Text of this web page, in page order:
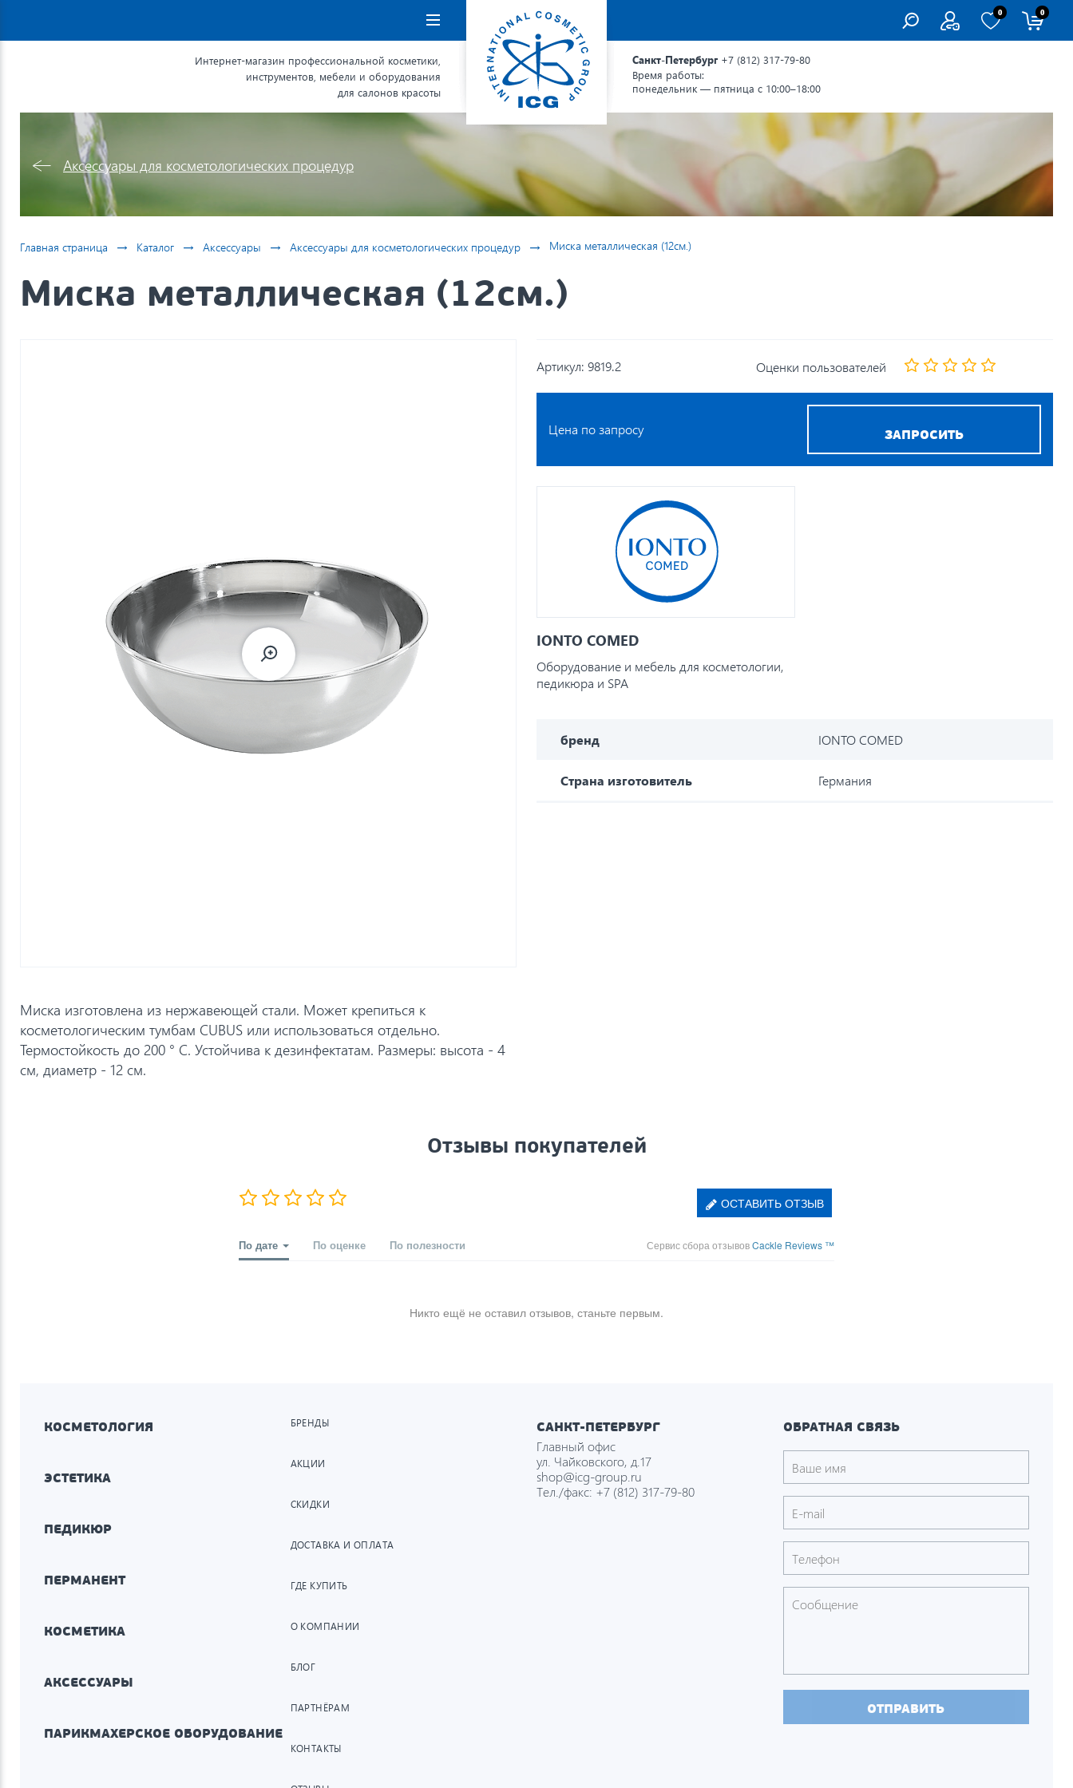
Навигация
0 0
Интернет-магазин профессиональной косметики,
инструментов, мебели и оборудования
для салонов красоты
Санкт-Петербург +7 (812) 317-79-80
Время работы:
понедельник — пятница с 10:00–18:00
Аксессуары для косметологических процедур
Главная страница → Каталог → Аксессуары → Аксессуары для косметологических процедур → Миска металлическая (12см.)
Миска металлическая (12см.)
Миска изготовлена из нержавеющей стали. Может крепиться к
косметологическим тумбам CUBUS или использоваться отдельно.
Термостойкость до 200 ° C. Устойчива к дезинфектатам. Размеры: высота - 4
см, диаметр - 12 см.
Артикул: 9819.2 Оценки пользователей
Цена по запросу ЗАПРОСИТЬ
IONTO COMED
Оборудование и мебель для косметологии,
педикюра и SPA
бренд IONTO COMED
Страна изготовитель Германия
Отзывы покупателей
ОСТАВИТЬ ОТЗЫВ
По дате По оценке По полезности Сервис сбора отзывовCackle Reviews ™
Никто ещё не оставил отзывов, станьте первым.
КОСМЕТОЛОГИЯ
ЭСТЕТИКА
ПЕДИКЮР
ПЕРМАНЕНТ
КОСМЕТИКА
АКСЕССУАРЫ
ПАРИКМАХЕРСКОЕ ОБОРУДОВАНИЕ
БРЕНДЫ
АКЦИИ
СКИДКИ
ДОСТАВКА И ОПЛАТА
ГДЕ КУПИТЬ
О КОМПАНИИ
БЛОГ
ПАРТНЁРАМ
КОНТАКТЫ
САНКТ-ПЕТЕРБУРГ
Главный офис
ул. Чайковского, д.17
shop@icg-group.ru
Тел./факс: +7 (812) 317-79-80
ОБРАТНАЯ СВЯЗЬ
ОТПРАВИТЬ